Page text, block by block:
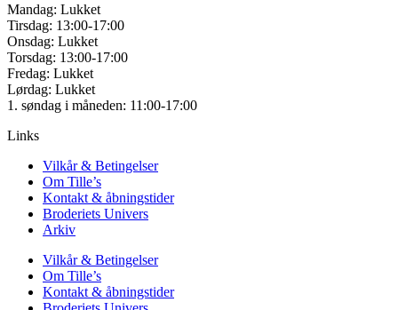
Mandag: Lukket
Tirsdag: 13:00-17:00
Onsdag: Lukket
Torsdag: 13:00-17:00
Fredag: Lukket
Lørdag: Lukket
1. søndag i måneden: 11:00-17:00
Links
Vilkår & Betingelser
Om Tille’s
Kontakt & åbningstider
Broderiets Univers
Arkiv
Vilkår & Betingelser
Om Tille’s
Kontakt & åbningstider